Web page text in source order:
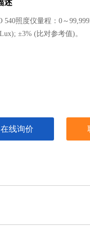
述
540照度仪量程：0～
±3% (比对参考值)。
在线询价